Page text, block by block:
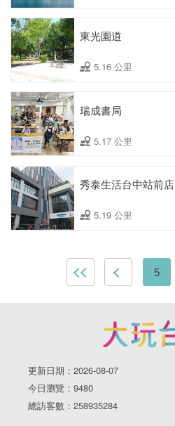
東光園道
5.16 公里
瑞成書局
5.17 公里
秀泰生活台中站前店
5.19 公里
5
更新日期：2026-08-07
今日瀏覽：9480
總訪客數：258935284